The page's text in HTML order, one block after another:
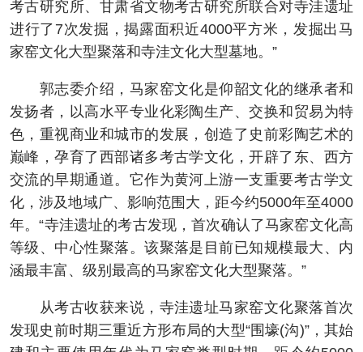
考古研究所、甘肃省文物考古研究所联合对寺洼遗址
进行了7次发掘，揭露面积近4000平方米，发掘出马
家窑文化大型聚落和寺洼文化大型墓地。”
郭志委介绍，马家窑文化是仰韶文化的继承者和
发扬者，以高水平专业化彩陶生产、交换和贸易为特
色，重视商业和城市的发展，创造了史前彩陶艺术的
巅峰，孕育了西部诸多考古学文化，开辟了东、西方
交流的早期通道。它作为黄河上游一支重要考古学文
化，涉及地域广、影响范围大，距今约5000年至4000
年。“寺洼遗址的考古发现，首次确认了马家窑文化高
等级、中心性聚落。该聚落是目前已知规模最大、内
涵最丰富、级别最高的马家窑文化大型聚落。”
从考古收获来说，寺洼遗址马家窑文化聚落首次
发现史前时期三重近方形布局的大型“围壕(沟)”，其始